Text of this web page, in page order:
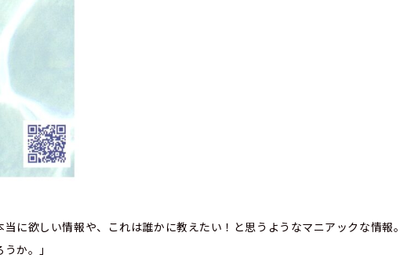
に欲しい情報や、これは誰かに教えたい！と思うようなマニアックな情報
か。」